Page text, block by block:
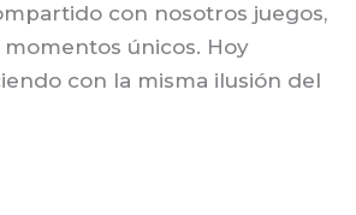
con nosotros juegos,
únicos. Hoy
con la misma ilusión del